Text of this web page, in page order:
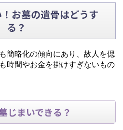
お墓の遺骨はどうす
る？
簡略化の傾向にあり、故人を偲
時間やお金を掛けすぎないもの
じまいできる？